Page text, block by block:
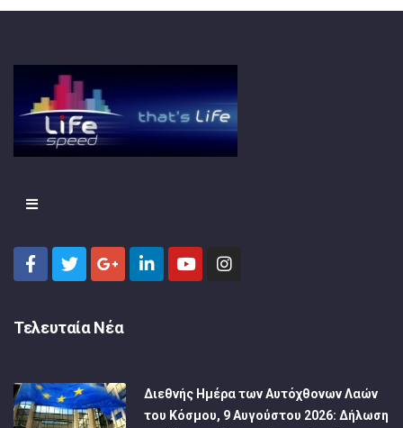
Τελευταία Νέα
Διεθνής Ημέρα των Αυτόχθονων Λαών
του Κόσμου, 9 Αυγούστου 2026: Δήλωση